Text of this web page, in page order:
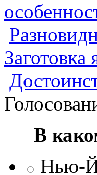
Заготовка
В
Нью-